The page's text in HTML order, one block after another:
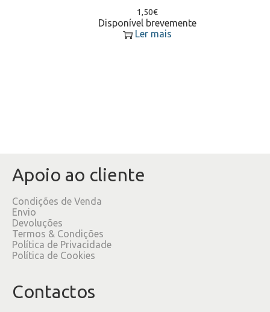
1,50€
Disponível brevemente
Ler mais
Apoio ao cliente
Condições de Venda
Envio
Devoluções
Termos & Condições
Política de Privacidade
Política de Cookies
Contactos